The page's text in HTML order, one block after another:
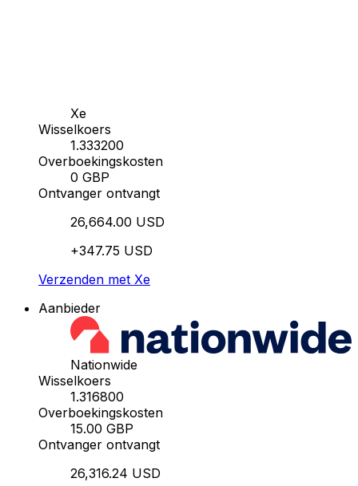
Xe
Wisselkoers
1.333200
Overboekingskosten
0 GBP
Ontvanger ontvangt
26,664.00 USD
+347.75 USD
Verzenden met Xe
Aanbieder
Nationwide
Wisselkoers
1.316800
Overboekingskosten
15.00 GBP
Ontvanger ontvangt
26,316.24 USD